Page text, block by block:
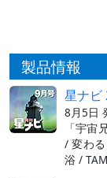
製品情報
星ナビ
8月5日
「宇宙
/ 変わ
浴 /